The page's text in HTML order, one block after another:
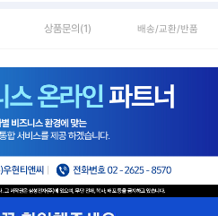
상품문의 (1) 배송/교환/반품